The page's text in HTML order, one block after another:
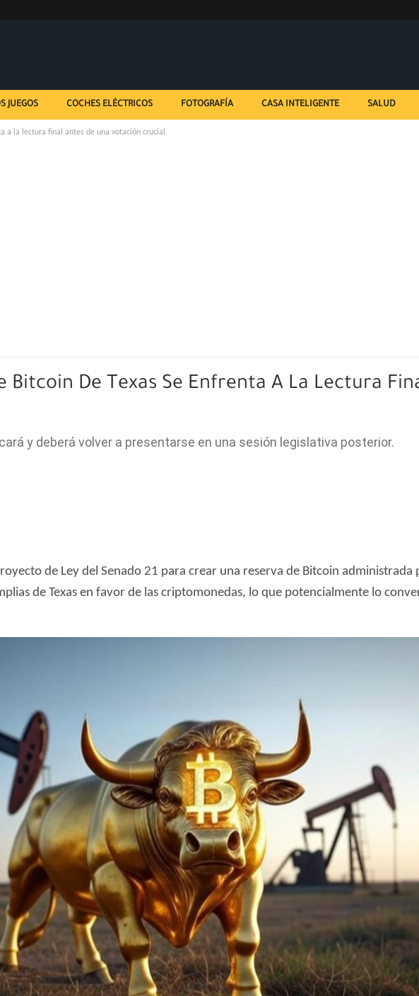
JUEGOS COCHES ELÉCTRICOS FOTOGRAFÍA CASA INTELIGENTE SALUD
a la lectura final antes de una votación crucial.
Bitcoin De Texas Se Enfrenta A La Lectura
y deberá volver a presentarse en una sesión legislativa posterior.
de Ley del Senado 21 para crear una reserva de Bitcoin administrada
de Texas en favor de las criptomonedas, lo que potencialmente lo